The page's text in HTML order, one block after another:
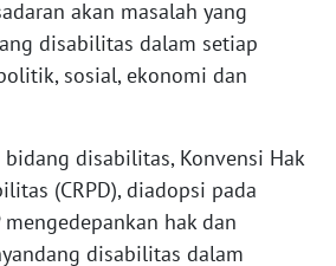
akan masalah yang
disabilitas dalam setiap
sosial, ekonomi dan
disabilitas, Konvensi Hak
(CRPD), diadopsi pada
mengedepankan hak dan
disabilitas dalam